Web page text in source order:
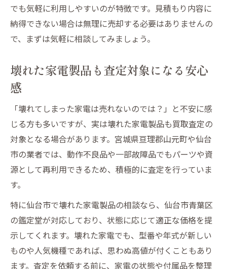
でも気軽に利用しやすいのが特徴です。見積もり内容に
納得できない場合は無理に売却する必要はありませんの
で、まずは気軽に相談してみましょう。
壊れた家電製品も査定対象になる安心
感
「壊れてしまった家電は売れないのでは？」と不安に感
じる方も多いですが、実は壊れた家電製品も買取査定の
対象となる場合があります。宮城県亘理郡山元町や仙台
市の業者では、動作不良品や一部故障品でもパーツや資
源として再利用できるため、積極的に査定を行っていま
す。
特に仙台市で壊れた家電製品の相談なら、仙台市青葉区
の鑑定堂が対応しており、状態に応じて適正な価格を提
示してくれます。壊れた家電でも、型番や年式が新しい
ものや人気機種であれば、思わぬ高値が付くこともあり
ます。査定を依頼する前に、家電の状態や付属品を整理